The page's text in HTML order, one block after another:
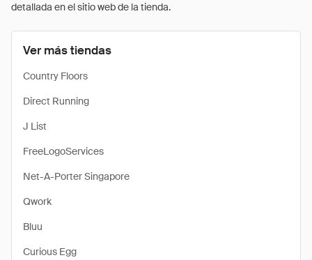
detallada en el sitio web de la tienda.
Ver más tiendas
Country Floors
Direct Running
J List
FreeLogoServices
Net-A-Porter Singapore
Qwork
Bluu
Curious Egg